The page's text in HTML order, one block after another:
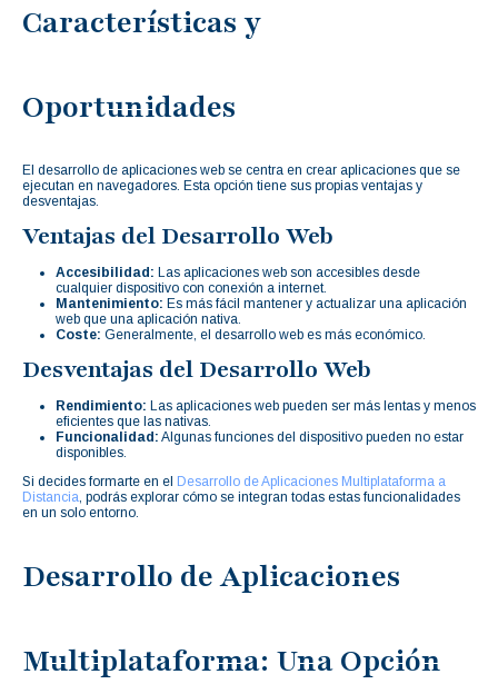
Características y
Oportunidades
El desarrollo de aplicaciones web se centra en crear aplicaciones que se
ejecutan en navegadores. Esta opción tiene sus propias ventajas y
desventajas.
Ventajas del Desarrollo Web
Accesibilidad: Las aplicaciones web son accesibles desde
cualquier dispositivo con conexión a internet.
Mantenimiento: Es más fácil mantener y actualizar una aplicación
web que una aplicación nativa.
Coste: Generalmente, el desarrollo web es más económico.
Desventajas del Desarrollo Web
Rendimiento: Las aplicaciones web pueden ser más lentas y menos
eficientes que las nativas.
Funcionalidad: Algunas funciones del dispositivo pueden no estar
disponibles.
Si decides formarte en el Desarrollo de Aplicaciones Multiplataforma a
Distancia, podrás explorar cómo se integran todas estas funcionalidades
en un solo entorno.
Desarrollo de Aplicaciones
Multiplataforma: Una Opción